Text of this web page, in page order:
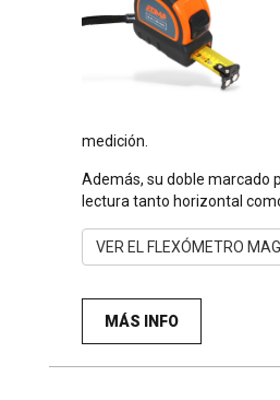
medición.
Además, su doble marcado
lectura tanto horizontal
VER EL FLEXÓMETRO
MÁS INFO